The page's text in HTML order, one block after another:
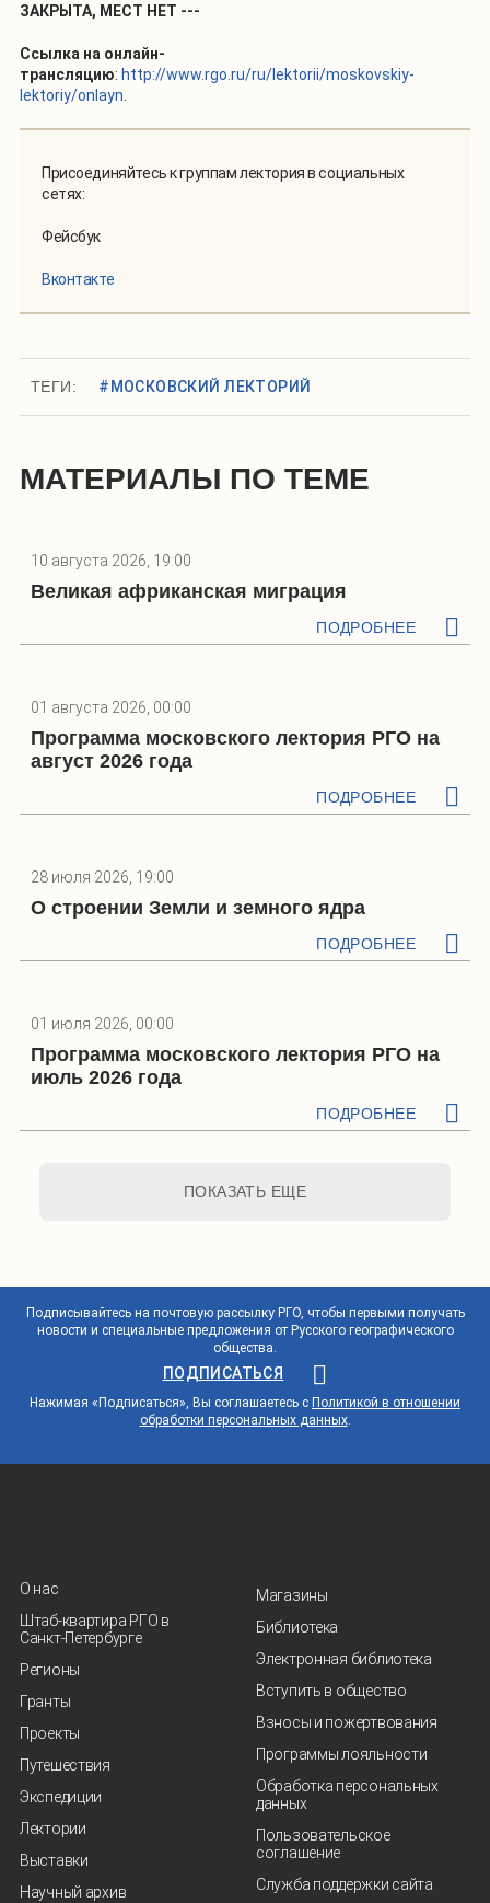
ЗАКРЫТА, МЕСТ НЕТ ---
Ссылка на онлайн-
трансляцию: http://www.rgo.ru/ru/lektorii/moskovskiy-
lektoriy/onlayn
Присоединяйтесь к группам лектория в социальных
сетях:
Фейсбук
Вконтакте
ТЕГИ: #МОСКОВСКИЙ ЛЕКТОРИЙ
МАТЕРИАЛЫ ПО ТЕМЕ
10 августа 2026, 19:00
Великая африканская миграция
ПОДРОБНЕЕ
01 августа 2026, 00:00
Программа московского лектория РГО на
август 2026 года
ПОДРОБНЕЕ
28 июля 2026, 19:00
О строении Земли и земного ядра
ПОДРОБНЕЕ
01 июля 2026, 00:00
Программа московского лектория РГО на
июль 2026 года
ПОДРОБНЕЕ
ПОКАЗАТЬ ЕЩЕ
Подписывайтесь на почтовую рассылку РГО, чтобы первыми получать
новости и специальные предложения от Русского географического
общества.
ПОДПИСАТЬСЯ
Нажимая «Подписаться», Вы соглашаетесь с Политикой в отношении
обработки персональных данных.
О нас
Штаб-квартира РГО в
Санкт‑Петербурге
Регионы
Гранты
Проекты
Путешествия
Экспедиции
Лектории
Выставки
Научный архив
Магазины
Библиотека
Электронная библиотека
Вступить в общество
Взносы и пожертвования
Программы лояльности
Обработка персональных
данных
Пользовательское
соглашение
Служба поддержки сайта